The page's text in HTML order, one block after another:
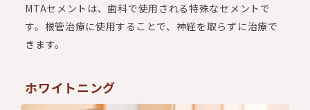
MTAセメントは、歯科で使用される特殊なセメントで
す。根管治療に使用することで、神経を取らずに治療で
きます。
ホワイトニング